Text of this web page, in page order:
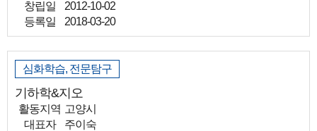
창립일
2012-10-02
등록일
2018-03-20
심화학습, 전문탐구
기하학&지오
활동지역 고양시
대표자
주이숙